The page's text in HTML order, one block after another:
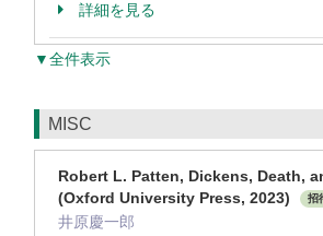
詳細を見る
▼全件表示
MISC
Robert L. Patten, Dickens, Death,
(Oxford University Press, 2023)
招
井原慶一郎